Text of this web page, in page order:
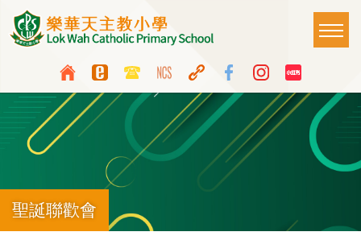
Skip to main content
Top
Media
Icon
Button
Language
switcher
Main
聖誕聯歡會